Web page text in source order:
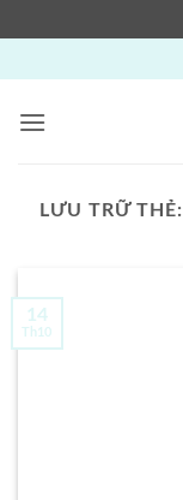
qua
nội
LƯU TRỮ THẺ:
14
Th10